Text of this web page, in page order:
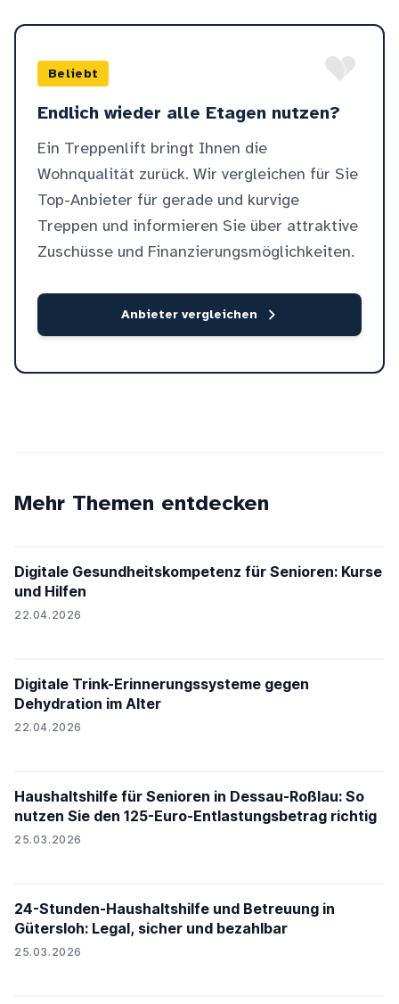
Beliebt
Endlich wieder alle Etagen nutzen?
Ein Treppenlift bringt Ihnen die
Wohnqualität zurück. Wir vergleichen für Sie
Top-Anbieter für gerade und kurvige
Treppen und informieren Sie über attraktive
Zuschüsse und Finanzierungsmöglichkeiten.
Anbieter vergleichen
Mehr Themen entdecken
Digitale Gesundheitskompetenz für Senioren: Kurse
und Hilfen
22.04.2026
Digitale Trink-Erinnerungssysteme gegen
Dehydration im Alter
22.04.2026
Haushaltshilfe für Senioren in Dessau-Roßlau: So
nutzen Sie den 125-Euro-Entlastungsbetrag richtig
25.03.2026
24-Stunden-Haushaltshilfe und Betreuung in
Gütersloh: Legal, sicher und bezahlbar
25.03.2026